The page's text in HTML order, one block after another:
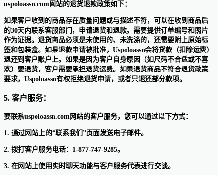
uspoloassn.com网站的退货退款政策如下：
如果客户收到的商品存在质量问题或与描述不符，可以在收到商品后
的30天内联系客服部门，申请退货和退款。需要提供订单编号和照片
作为证据。退货商品必须是未使用的、未洗涤的，还需要附上原始标
签和包装盒。如果退款申请被批准，Uspoloassn会将货款（扣除运费）
退还到客户账户上。如果是因为客户自身原因（如尺码不合适或不喜
欢）要退货，客户需要承担退货运费。如果退货商品不符合退货政策
要求，Uspoloassn有权拒绝退货申请，或者只退还部分款项。
5. 客户服务：
要联系uspoloassn.com网站的客户服务，您可以通过以下方式：
1. 通过网站上的“联系我们”页面发送电子邮件。
2. 拨打客户服务电话：1-877-747-9285。
3. 在网站上使用实时聊天功能与客户服务代表进行交谈。